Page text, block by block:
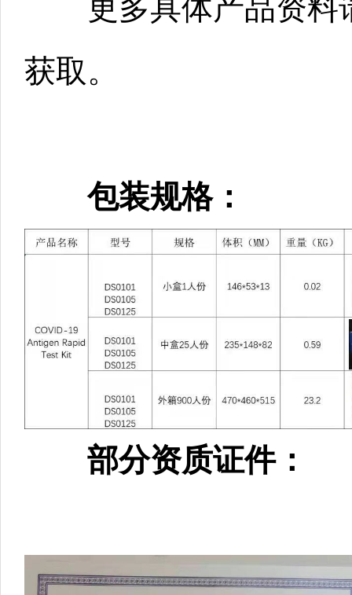
更多具体产品资料
获取。
包装规格：
部分资质证件：